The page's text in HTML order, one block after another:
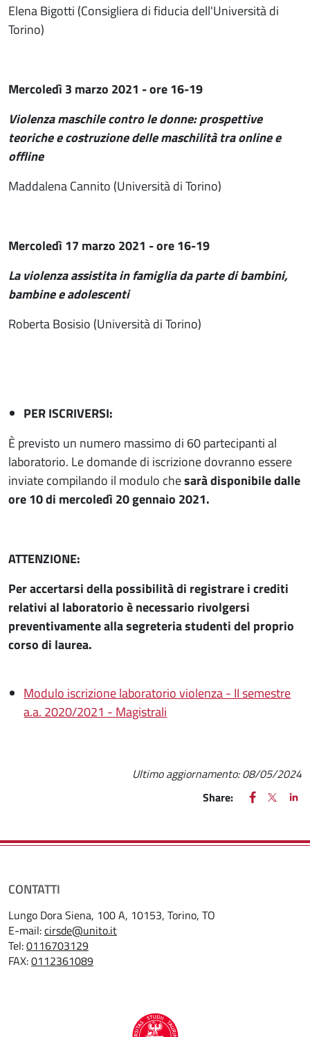
Elena Bigotti (Consigliera di fiducia dell'Università di
Torino)
Mercoledì 3 marzo 2021 - ore 16-19
Violenza maschile contro le donne: prospettive
teoriche e costruzione delle maschilità tra online e
offline
Maddalena Cannito (Università di Torino)
Mercoledì 17 marzo 2021 - ore 16-19
La violenza assistita in famiglia da parte di bambini,
bambine e adolescenti
Roberta Bosisio (Università di Torino)
PER ISCRIVERSI:
È previsto un numero massimo di 60 partecipanti al
laboratorio. Le domande di iscrizione dovranno essere
inviate compilando il modulo chesarà disponibile dalle
ore 10 di mercoledì 20 gennaio 2021.
ATTENZIONE:
Per accertarsi della possibilità di registrare i crediti
relativi al laboratorio è necessario rivolgersi
preventivamente alla segreteria studenti del proprio
corso di laurea.
Modulo iscrizione laboratorio violenza - II semestre
a.a. 2020/2021 - Magistrali
Ultimo aggiornamento:08/05/2024
Share:
FACEBOOK
(apre una
X
(apre
CONTATTI
Lungo Dora Siena, 100 A, 10153, Torino, TO
E-mail:cirsde@unito.it
Tel:0116703129
FAX:0112361089